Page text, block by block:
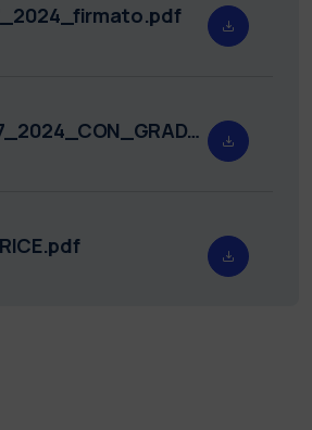
A.A._DESIGN17_2024_CON_GRADUATORIA_FIRMATO.pdf